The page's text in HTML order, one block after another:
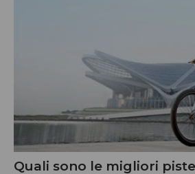
Quali sono le migliori